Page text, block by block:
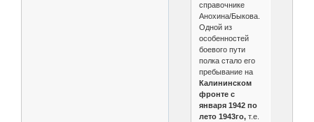
справочнике
Анохина/Быкова.
Одной из
особенностей
боевого пути
полка стало его
пребывание на
Калининском
фронте с
января 1942 по
лето 1943го,т.е.